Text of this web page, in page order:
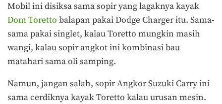
Mobil ini disiksa sama sopir yang lagaknya kayak
Dom Toretto balapan pakai Dodge Charger itu. Sama-
sama pakai singlet, kalau Toretto mungkin masih
wangi, kalau sopir angkot ini kombinasi bau
matahari sama oli samping.
Namun, jangan salah, sopir Angkor Suzuki Carry ini
sama cerdiknya kayak Toretto kalau urusan mesin.